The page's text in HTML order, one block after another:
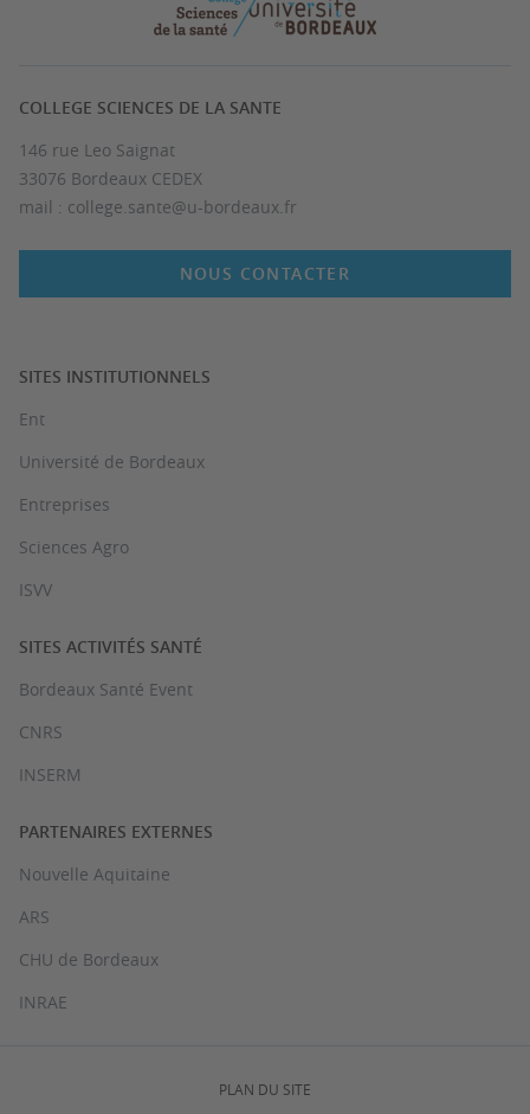
COLLEGE SCIENCES DE LA SANTE
146 rue Leo Saignat
33076 Bordeaux CEDEX
mail : college.sante@u-bordeaux.fr
NOUS CONTACTER
SITES INSTITUTIONNELS
Ent
Université de Bordeaux
Entreprises
Sciences Agro
ISVV
SITES ACTIVITÉS SANTÉ
Bordeaux Santé Event
CNRS
INSERM
PARTENAIRES EXTERNES
Nouvelle Aquitaine
ARS
CHU de Bordeaux
INRAE
PLAN DU SITE